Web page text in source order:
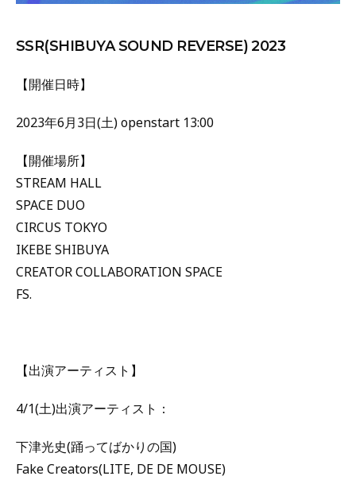
SSR(SHIBUYA SOUND REVERSE) 2023
【開催日時】
2023年6月3日(土) openstart 13:00
【開催場所】
STREAM HALL
SPACE DUO
CIRCUS TOKYO
IKEBE SHIBUYA
CREATOR COLLABORATION SPACE
FS.
【出演アーティスト】
4/1(土)出演アーティスト：
下津光史(踊ってばかりの国)
Fake Creators(LITE, DE DE MOUSE)